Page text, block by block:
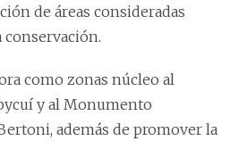
de áreas consideradas
conservación.
como zonas núcleo al
y al Monumento
además de promover la